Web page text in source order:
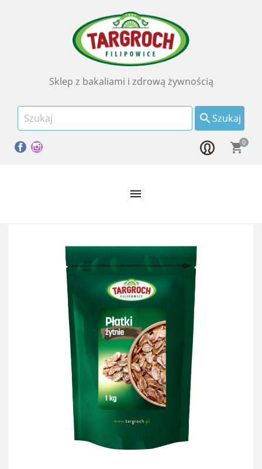
Szukaj
Sklep z bakaliami i zdrową żywnością
Facebook shopping_cart0
